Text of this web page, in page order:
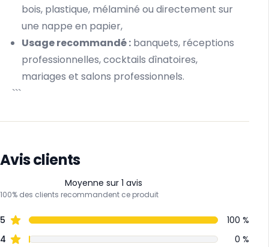
bois, plastique, mélaminé ou directement sur
une nappe en papier,
Usage recommandé : banquets, réceptions
professionnelles, cocktails dînatoires,
mariages et salons professionnels.
```
Avis clients
Moyenne sur 1 avis
100% des clients recommandent ce produit
5
100 %
4
0 %